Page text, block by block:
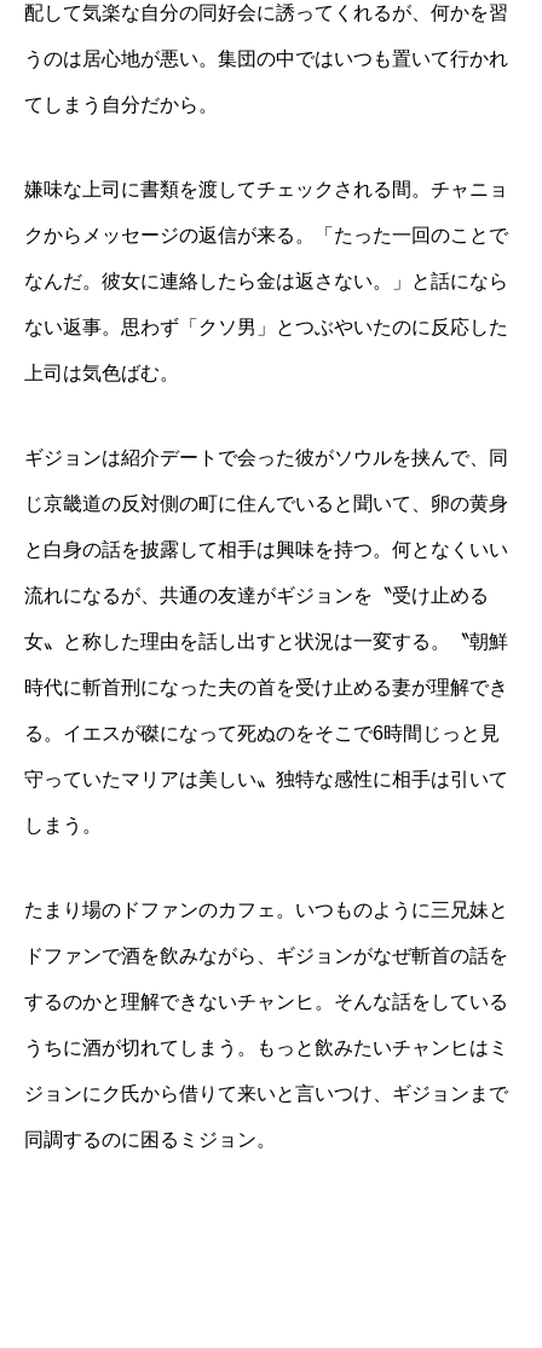
配して気楽な自分の同好会に誘ってくれるが、何かを習
うのは居心地が悪い。集団の中ではいつも置いて行かれ
てしまう自分だから。
嫌味な上司に書類を渡してチェックされる間。チャニョ
クからメッセージの返信が来る。「たった一回のことで
なんだ。彼女に連絡したら金は返さない。」と話になら
ない返事。思わず「クソ男」とつぶやいたのに反応した
上司は気色ばむ。
ギジョンは紹介デートで会った彼がソウルを挟んで、同
じ京畿道の反対側の町に住んでいると聞いて、卵の黄身
と白身の話を披露して相手は興味を持つ。何となくいい
流れになるが、共通の友達がギジョンを〝受け止める
女〟と称した理由を話し出すと状況は一変する。〝朝鮮
時代に斬首刑になった夫の首を受け止める妻が理解でき
る。イエスが磔になって死ぬのをそこで6時間じっと見
守っていたマリアは美しい〟独特な感性に相手は引いて
しまう。
たまり場のドファンのカフェ。いつものように三兄妹と
ドファンで酒を飲みながら、ギジョンがなぜ斬首の話を
するのかと理解できないチャンヒ。そんな話をしている
うちに酒が切れてしまう。もっと飲みたいチャンヒはミ
ジョンにク氏から借りて来いと言いつけ、ギジョンまで
同調するのに困るミジョン。